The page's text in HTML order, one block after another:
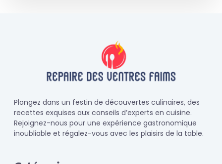
Plongez dans un festin de découvertes culinaires, des
recettes exquises aux conseils d’experts en cuisine.
Rejoignez-nous pour une expérience gastronomique
inoubliable et régalez-vous avec les plaisirs de la table.